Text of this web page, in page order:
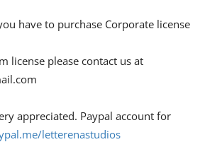
have to purchase Corporate license
license please contact us at
appreciated. Paypal account for
letterenastudios